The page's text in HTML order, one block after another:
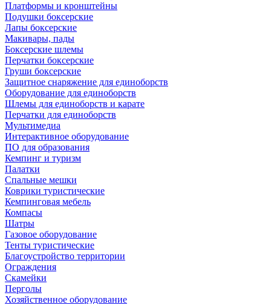
Платформы и кронштейны
Подушки боксерские
Лапы боксерские
Макивары, пады
Боксерские шлемы
Перчатки боксерские
Груши боксерские
Защитное снаряжение для единоборств
Оборудование для единоборств
Шлемы для единоборств и карате
Перчатки для единоборств
Мультимедиа
Интерактивное оборудование
ПО для образования
Кемпинг и туризм
Палатки
Спальные мешки
Коврики туристические
Кемпинговая мебель
Компасы
Шатры
Газовое оборудование
Тенты туристические
Благоустройство территории
Ограждения
Скамейки
Перголы
Хозяйственное оборудование